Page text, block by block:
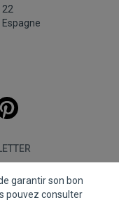
22
garantir son bon
pouvez consulter